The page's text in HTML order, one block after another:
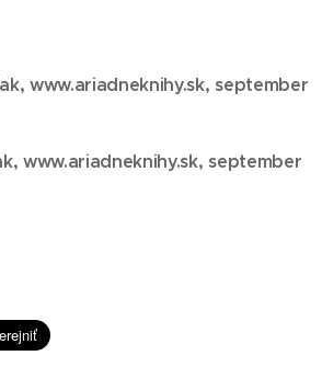
www.ariadneknihy.sk, september
www.ariadneknihy.sk, september